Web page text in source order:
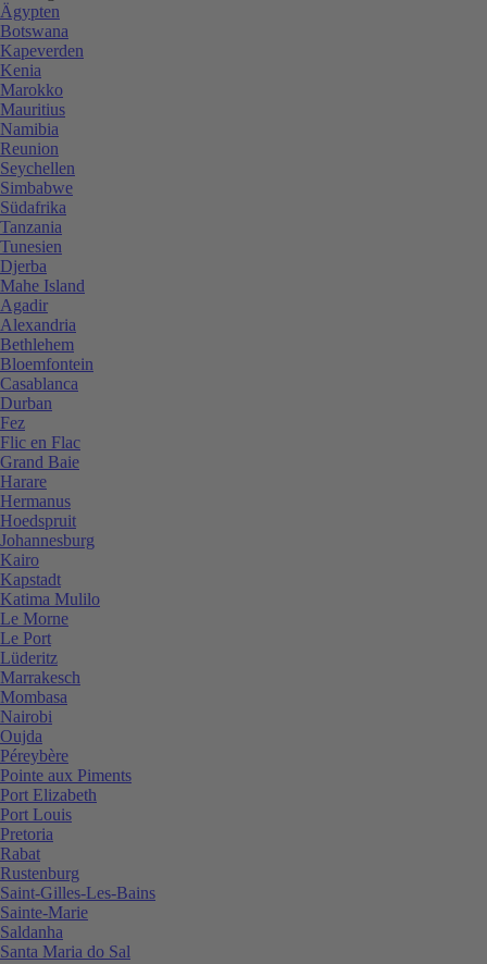
Ägypten
Botswana
Kapeverden
Kenia
Marokko
Mauritius
Namibia
Reunion
Seychellen
Simbabwe
Südafrika
Tanzania
Tunesien
Djerba
Mahe Island
Agadir
Alexandria
Bethlehem
Bloemfontein
Casablanca
Durban
Fez
Flic en Flac
Grand Baie
Harare
Hermanus
Hoedspruit
Johannesburg
Kairo
Kapstadt
Katima Mulilo
Le Morne
Le Port
Lüderitz
Marrakesch
Mombasa
Nairobi
Oujda
Péreybère
Pointe aux Piments
Port Elizabeth
Port Louis
Pretoria
Rabat
Rustenburg
Saint-Gilles-Les-Bains
Sainte-Marie
Saldanha
Santa Maria do Sal